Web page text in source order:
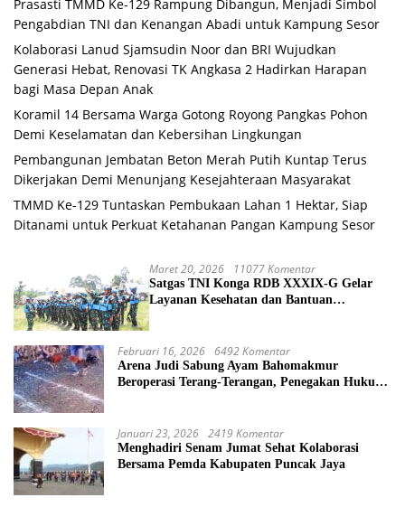
Prasasti TMMD Ke-129 Rampung Dibangun, Menjadi Simbol
Pengabdian TNI dan Kenangan Abadi untuk Kampung Sesor
Kolaborasi Lanud Sjamsudin Noor dan BRI Wujudkan
Generasi Hebat, Renovasi TK Angkasa 2 Hadirkan Harapan
bagi Masa Depan Anak
Koramil 14 Bersama Warga Gotong Royong Pangkas Pohon
Demi Keselamatan dan Kebersihan Lingkungan
Pembangunan Jembatan Beton Merah Putih Kuntap Terus
Dikerjakan Demi Menunjang Kesejahteraan Masyarakat
TMMD Ke-129 Tuntaskan Pembukaan Lahan 1 Hektar, Siap
Ditanami untuk Perkuat Ketahanan Pangan Kampung Sesor
Maret 20, 2026 11077 Komentar
Satgas TNI Konga RDB XXXIX-G Gelar
Layanan Kesehatan dan Bantuan
Februari 16, 2026 6492 Komentar
Arena Judi Sabung Ayam Bahomakmur
Beroperasi Terang-Terangan, Penegakan Hukum
Januari 23, 2026 2419 Komentar
Menghadiri Senam Jumat Sehat Kolaborasi
Bersama Pemda Kabupaten Puncak Jaya